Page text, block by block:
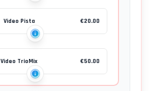
Video Pista €20.00
Video TrioMix €50.00